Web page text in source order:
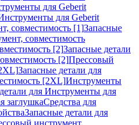
для Geberit
для Geberit
совместимость [1]Запасные
совместимость
[2]Запасные детали
[2]Прессовый
Запасные детали для
[2XL]Инструменты
для Инструменты для
заглушкаСредства для
Запасные детали для
инструмент,